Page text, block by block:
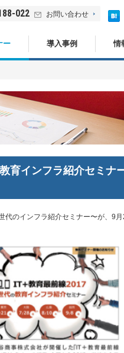
022 お問い合わせ
ー 導入事例 情
育インフラ紹介セミナ
のインフラ紹介セミナー〜が、9